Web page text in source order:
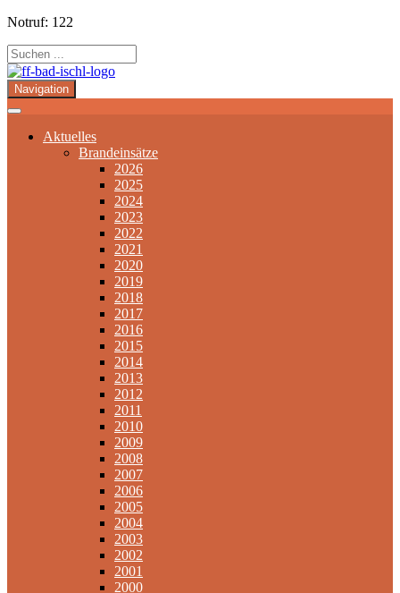
Notruf: 122
Navigation
Aktuelles
Brandeinsätze
2026
2025
2024
2023
2022
2021
2020
2019
2018
2017
2016
2015
2014
2013
2012
2011
2010
2009
2008
2007
2006
2005
2004
2003
2002
2001
2000